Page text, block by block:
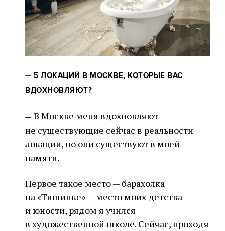
— 5 ЛОКАЦИЙ В МОСКВЕ, КОТОРЫЕ ВАС
ВДОХНОВЛЯЮТ?
— В Москве меня вдохновляют
не существующие сейчас в реальности
локации, но они существуют в моей
памяти.
Первое такое место — барахолка
на «Тишинке» — место моих детства
и юности, рядом я учился
в художественной школе. Сейчас, проходя